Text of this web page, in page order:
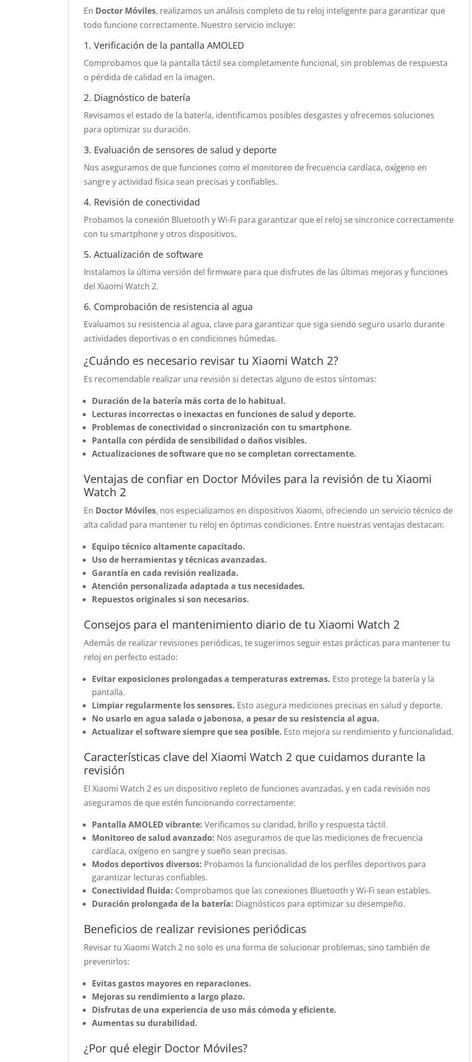
En Doctor Móviles, realizamos un análisis completo de tu reloj inteligente para garantizar que
todo funcione correctamente. Nuestro servicio incluye:
1. Verificación de la pantalla AMOLED
Comprobamos que la pantalla táctil sea completamente funcional, sin problemas de respuesta
o pérdida de calidad en la imagen.
2. Diagnóstico de batería
Revisamos el estado de la batería, identificamos posibles desgastes y ofrecemos soluciones
para optimizar su duración.
3. Evaluación de sensores de salud y deporte
Nos aseguramos de que funciones como el monitoreo de frecuencia cardíaca, oxígeno en
sangre y actividad física sean precisas y confiables.
4. Revisión de conectividad
Probamos la conexión Bluetooth y Wi-Fi para garantizar que el reloj se sincronice correctamente
con tu smartphone y otros dispositivos.
5. Actualización de software
Instalamos la última versión del firmware para que disfrutes de las últimas mejoras y funciones
del Xiaomi Watch 2.
6. Comprobación de resistencia al agua
Evaluamos su resistencia al agua, clave para garantizar que siga siendo seguro usarlo durante
actividades deportivas o en condiciones húmedas.
¿Cuándo es necesario revisar tu Xiaomi Watch 2?
Es recomendable realizar una revisión si detectas alguno de estos síntomas:
Duración de la batería más corta de lo habitual.
Lecturas incorrectas o inexactas en funciones de salud y deporte.
Problemas de conectividad o sincronización con tu smartphone.
Pantalla con pérdida de sensibilidad o daños visibles.
Actualizaciones de software que no se completan correctamente.
Ventajas de confiar en Doctor Móviles para la revisión de tu Xiaomi
Watch 2
En Doctor Móviles, nos especializamos en dispositivos Xiaomi, ofreciendo un servicio técnico de
alta calidad para mantener tu reloj en óptimas condiciones. Entre nuestras ventajas destacan:
Equipo técnico altamente capacitado.
Uso de herramientas y técnicas avanzadas.
Garantía en cada revisión realizada.
Atención personalizada adaptada a tus necesidades.
Repuestos originales si son necesarios.
Consejos para el mantenimiento diario de tu Xiaomi Watch 2
Además de realizar revisiones periódicas, te sugerimos seguir estas prácticas para mantener tu
reloj en perfecto estado:
Evitar exposiciones prolongadas a temperaturas extremas. Esto protege la batería y la
pantalla.
Limpiar regularmente los sensores. Esto asegura mediciones precisas en salud y deporte.
No usarlo en agua salada o jabonosa, a pesar de su resistencia al agua.
Actualizar el software siempre que sea posible. Esto mejora su rendimiento y funcionalidad.
Características clave del Xiaomi Watch 2 que cuidamos durante la
revisión
El Xiaomi Watch 2 es un dispositivo repleto de funciones avanzadas, y en cada revisión nos
aseguramos de que estén funcionando correctamente:
Pantalla AMOLED vibrante: Verificamos su claridad, brillo y respuesta táctil.
Monitoreo de salud avanzado: Nos aseguramos de que las mediciones de frecuencia
cardíaca, oxígeno en sangre y sueño sean precisas.
Modos deportivos diversos: Probamos la funcionalidad de los perfiles deportivos para
garantizar lecturas confiables.
Conectividad fluida: Comprobamos que las conexiones Bluetooth y Wi-Fi sean estables.
Duración prolongada de la batería: Diagnósticos para optimizar su desempeño.
Beneficios de realizar revisiones periódicas
Revisar tu Xiaomi Watch 2 no solo es una forma de solucionar problemas, sino también de
prevenirlos:
Evitas gastos mayores en reparaciones.
Mejoras su rendimiento a largo plazo.
Disfrutas de una experiencia de uso más cómoda y eficiente.
Aumentas su durabilidad.
¿Por qué elegir Doctor Móviles?